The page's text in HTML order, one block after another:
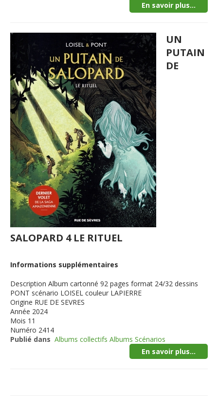
En savoir plus...
UN
PUTAIN
DE
SALOPARD 4 LE RITUEL
Informations supplémentaires
Description Album cartonné 92 pages format 24/32 dessins
PONT scénario LOISEL couleur LAPIERRE
Origine RUE DE SEVRES
Année 2024
Mois 11
Numéro 2414
Publié dans Albums collectifs Albums Scénarios
En savoir plus...